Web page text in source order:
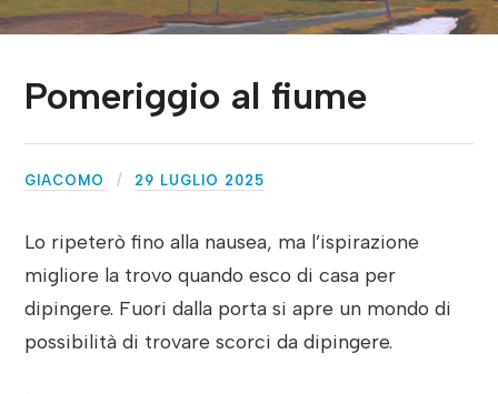
Pomeriggio al fiume
GIACOMO 29 LUGLIO 2025
Lo ripeterò fino alla nausea, ma l’ispirazione
migliore la trovo quando esco di casa per
dipingere. Fuori dalla porta si apre un mondo di
possibilità di trovare scorci da dipingere.